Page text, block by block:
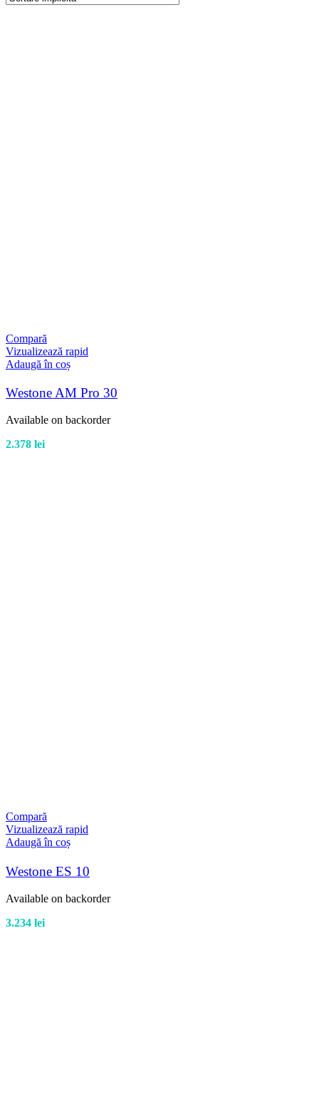
Compară
Vizualizează rapid
Adaugă în coș
Westone AM Pro 30
Available on backorder
2.378 lei
Compară
Vizualizează rapid
Adaugă în coș
Westone ES 10
Available on backorder
3.234 lei